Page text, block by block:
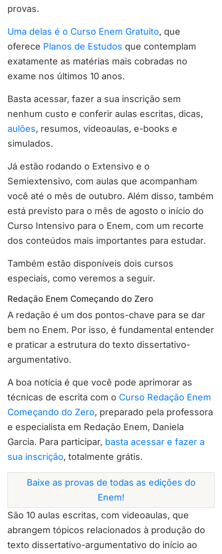
provas.
Uma delas é o Curso Enem Gratuito, que
oferece Planos de Estudos que contemplam
exatamente as matérias mais cobradas no
exame nos últimos 10 anos.
Basta acessar, fazer a sua inscrição sem
nenhum custo e conferir aulas escritas, dicas,
aulões, resumos, videoaulas, e-books e
simulados.
Já estão rodando o Extensivo e o
Semiextensivo, com aulas que acompanham
você até o mês de outubro. Além disso, também
está previsto para o mês de agosto o início do
Curso Intensivo para o Enem, com um recorte
dos conteúdos mais importantes para estudar.
Também estão disponíveis dois cursos
especiais, como veremos a seguir.
Redação Enem Começando do Zero
A redação é um dos pontos-chave para se dar
bem no Enem. Por isso, é fundamental entender
e praticar a estrutura do texto dissertativo-
argumentativo.
A boa notícia é que você pode aprimorar as
técnicas de escrita com o Curso Redação Enem
Começando do Zero, preparado pela professora
e especialista em Redação Enem, Daniela
Garcia. Para participar, basta acessar e fazer a
sua inscrição, totalmente grátis.
Baixe as provas de todas as edições do
Enem!
São 10 aulas escritas, com videoaulas, que
abrangem tópicos relacionados à produção do
texto dissertativo-argumentativo do início ao